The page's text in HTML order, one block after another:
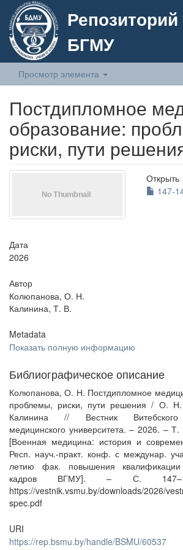
Репозиторий
БГМУ
Просмотр элемента
Постдипломное
образование:
риски, пути
Открыть
147-
Дата
2026
Автор
Колюпанова, О. Н.
Калинина, Т. В.
Metadata
Показать полную информацию
Библиографическое описание
Колюпанова, О. Н. Постдипломное
проблемы, риски, пути решения / О.
Калинина // Вестник Витебского
медицинского университета. – 2026. –
[Военная медицина: история и
Респ. науч.-практ. конф. с междунар.
летию фак. повышения квалификации
кадров ВГМУ]. – С.
https://vestnik.vsmu.by/downloads/2026/
spec.pdf
URI
https://rep.bsmu.by/handle/BSMU/60537